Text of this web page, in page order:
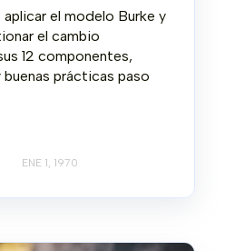
el modelo Burke y
el cambio
12 componentes,
prácticas paso
ENE 1, 1970